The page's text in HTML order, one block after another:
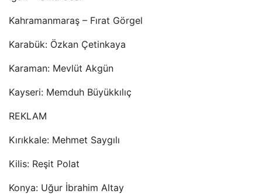
Kahramanmaraş – Fırat Görgel
Karabük: Özkan Çetinkaya
Karaman: Mevlüt Akgün
Kayseri: Memduh Büyükkılıç
REKLAM
Kırıkkale: Mehmet Saygılı
Kilis: Reşit Polat
Konya: Uğur İbrahim Altay